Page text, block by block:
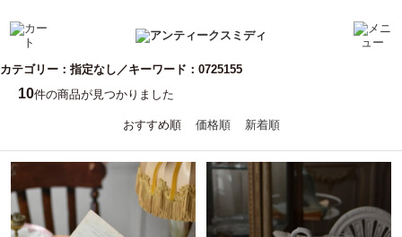
カテゴリー：指定なし／キーワード：0725155
10件の商品が見つかりました
おすすめ順 価格順 新着順